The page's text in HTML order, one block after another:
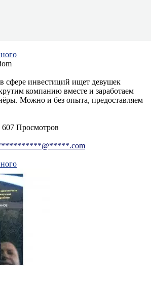
сфере инвестиций ищет девушек
компанию вместе и заработаем
Можно и без опыта, предоставляем
607 Просмотров